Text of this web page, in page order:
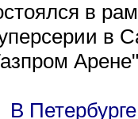
в
в
В